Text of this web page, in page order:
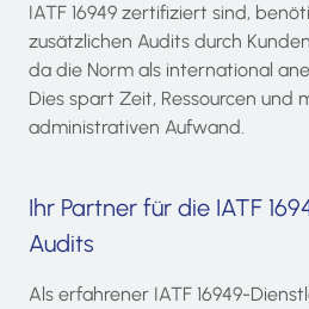
IATF 16949 zertifiziert sind,
zusätzlichen Audits durch
da die Norm als international
Dies spart Zeit, Ressourcen und
administrativen Aufwand.
Ihr Partner für die IATF
Audits
Als erfahrener IATF 16949-